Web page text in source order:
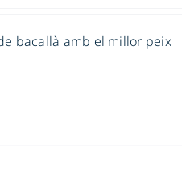
bacallà amb el millor peix